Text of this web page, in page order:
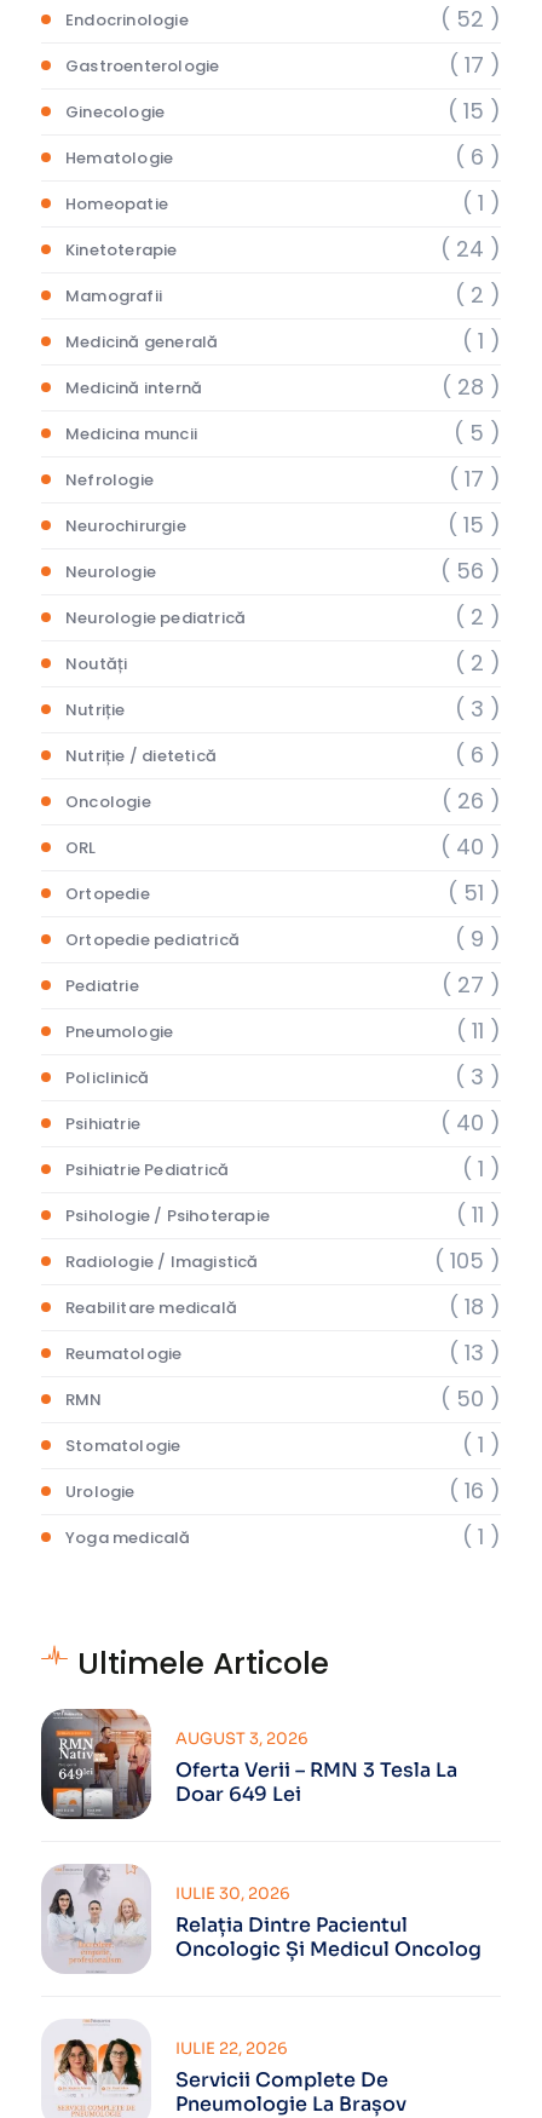
Endocrinologie ( 52 )
Gastroenterologie ( 17 )
Ginecologie ( 15 )
Hematologie ( 6 )
Homeopatie ( 1 )
Kinetoterapie ( 24 )
Mamografii ( 2 )
Medicină generală ( 1 )
Medicină internă ( 28 )
Medicina muncii ( 5 )
Nefrologie ( 17 )
Neurochirurgie ( 15 )
Neurologie ( 56 )
Neurologie pediatrică ( 2 )
Noutăți ( 2 )
Nutriție ( 3 )
Nutriție / dietetică ( 6 )
Oncologie ( 26 )
ORL ( 40 )
Ortopedie ( 51 )
Ortopedie pediatrică ( 9 )
Pediatrie ( 27 )
Pneumologie ( 11 )
Policlinică ( 3 )
Psihiatrie ( 40 )
Psihiatrie Pediatrică ( 1 )
Psihologie / Psihoterapie ( 11 )
Radiologie / Imagistică ( 105 )
Reabilitare medicală ( 18 )
Reumatologie ( 13 )
RMN ( 50 )
Stomatologie ( 1 )
Urologie ( 16 )
Yoga medicală ( 1 )
Ultimele Articole
Oferta Verii – RMN 3 Tesla La
Doar 649 Lei
AUGUST 3, 2026
Relația Dintre Pacientul
Oncologic Și Medicul Oncolog
IULIE 30, 2026
Servicii Complete De
Pneumologie La Brașov
IULIE 22, 2026